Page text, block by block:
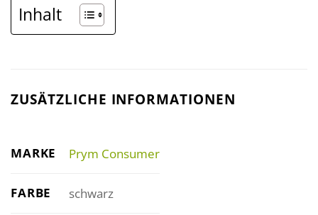
Inhalt
ZUSÄTZLICHE INFORMATIONEN
MARKE Prym Consumer
FARBE schwarz